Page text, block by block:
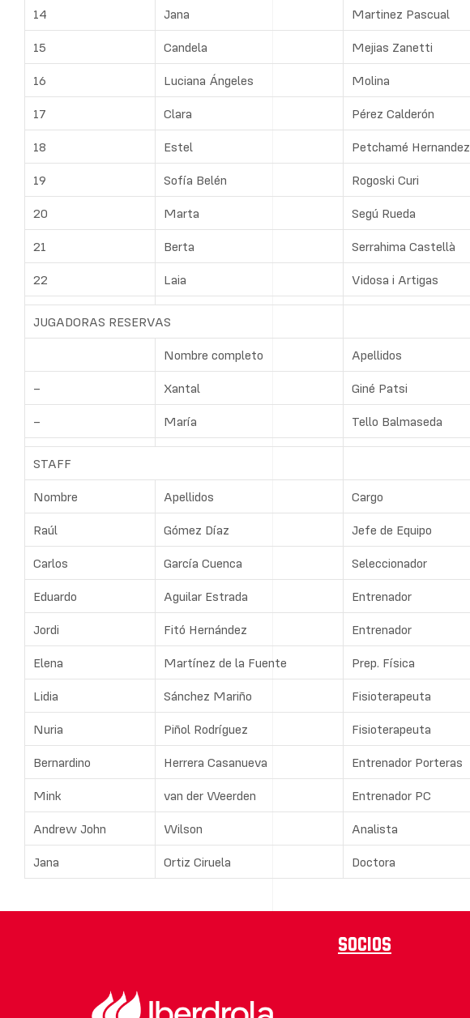
14 Jana Martinez Pascual
15 Candela Mejias Zanetti
16 Luciana Ángeles Molina
17 Clara Pérez Calderón
18 Estel Petchamé Hernandez
19 Sofía Belén Rogoski Curi
20 Marta Segú Rueda
21 Berta Serrahima Castellà
22 Laia Vidosa i Artigas
JUGADORAS RESERVAS
Nombre completo Apellidos
– Xantal Giné Patsi
– María Tello Balmaseda
STAFF
Nombre Apellidos Cargo
Raúl Gómez Díaz Jefe de Equipo
Carlos García Cuenca Seleccionador
Eduardo Aguilar Estrada Entrenador
Jordi Fitó Hernández Entrenador
Elena Martínez de la Fuente Prep. Física
Lidia Sánchez Mariño Fisioterapeuta
Nuria Piñol Rodríguez Fisioterapeuta
Bernardino Herrera Casanueva Entrenador Porteras
Mink van der Weerden Entrenador PC
Andrew John Wilson Analista
Jana Ortiz Ciruela Doctora
Socios